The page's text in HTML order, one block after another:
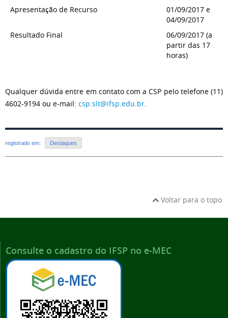
Apresentação de Recurso
01/09/2017 e
04/09/2017
Resultado Final
06/09/2017 (a
partir das 17
horas)
Qualquer dúvida entre em contato com a CSP pelo telefone (11)
4602-9194 ou e-mail: csp.slt@ifsp.edu.br.
registrado em: Destaques
Voltar para o topo
Consulte o cadastro do IFSP no e-MEC